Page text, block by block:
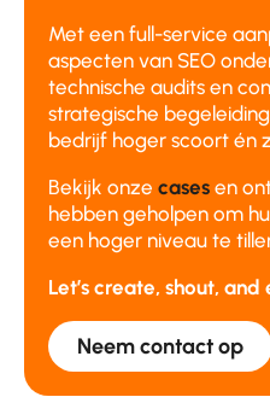
Met een full-service
aspecten van SEO
technische audits en
strategische
bedrijf hoger scoort én
Bekijk onze cases en
hebben geholpen om
een hoger niveau te
Let’s create, shout, and
Neem contact op